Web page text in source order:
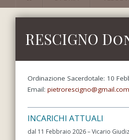
RESCIGNO
Ordinazione Sacerdotale: 10
Email: pietrorescigno@gmail.com
INCARICHI ATTUALI
dal 11 Febbraio 2026 – Vicario